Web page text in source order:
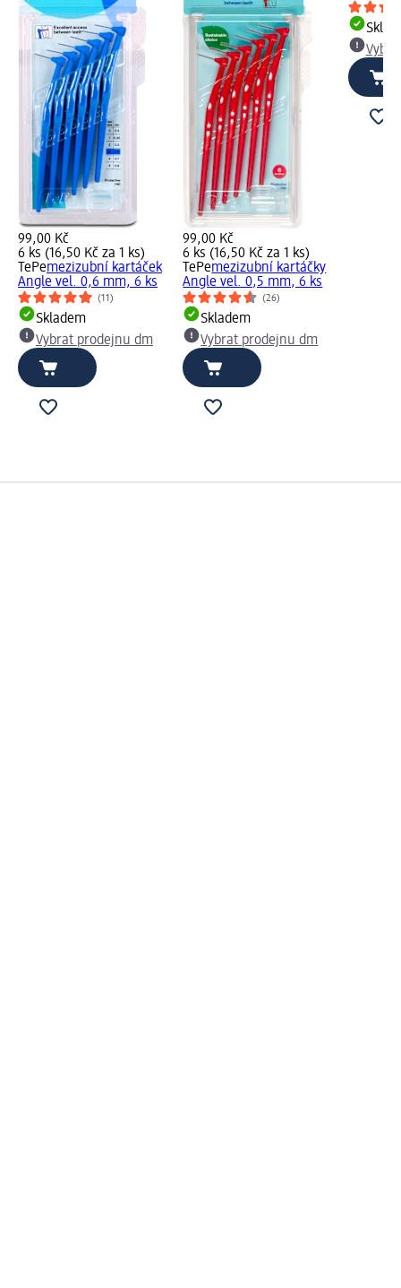
99,00 Kč
6 ks (16,50 Kč za 1 ks)
TePemezizubní kartáček
Angle vel. 0,6 mm, 6 ks
(11)
Skladem
Vybrat prodejnu dm
99,00 Kč
6 ks (16,50 Kč za 1 ks)
TePemezizubní kartáčky
Angle vel. 0,5 mm, 6 ks
(26)
Skladem
Vybrat prodejnu dm